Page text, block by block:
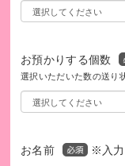
鳥猟犬も盲導犬、
“道具”ではなく“家
を送らせてあげたい
活動資金は、主にご
お預かりする個数
選択いただいた数の送り
お名前
※入力